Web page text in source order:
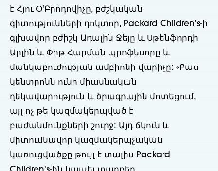
է Հյու Օ'Բրոդովիչը, բժշկական
գիտությունների դոկտոր, Packard Children's-ի
գլխավոր բժիշկ Ադալին Ջեյը և Սթենֆորդի
Արլին և Փիթ Հարման պրոֆեսորը և
մանկաբուժության ամբիոնի վարիչը: «Բաս
կենտրոնն ունի միասնական
ղեկավարություն և ծրագրային մոտեցում,
այլ ոչ թե կազմակերպված է
բաժանմունքների շուրջ: Այդ ճկուն և
միտումնավոր կազմակերպչական
կառուցվածքը թույլ է տալիս Packard